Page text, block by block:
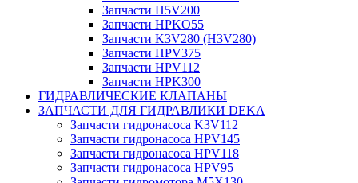
Запчасти H5V200
Запчасти HPKO55
Запчасти K3V280 (H3V280)
Запчасти HPV375
Запчасти HPV112
Запчасти HPK300
ГИДРАВЛИЧЕСКИЕ КЛАПАНЫ
ЗАПЧАСТИ ДЛЯ ГИДРАВЛИКИ DEKA
Запчасти гидронасоса K3V112
Запчасти гидронасоса HPV145
Запчасти гидронасоса HPV118
Запчасти гидронасоса HPV95